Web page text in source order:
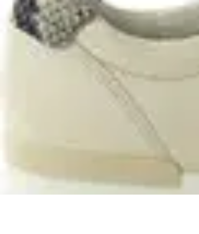
Projekty na Dom
Projektowanie wnętrz
InspiracjeBudowa i materiałyPorady
Projekty na Dom